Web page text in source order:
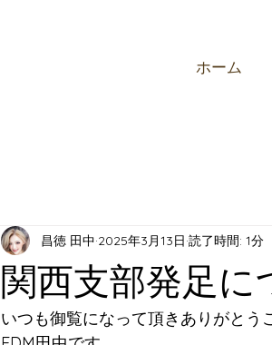
ホーム
関西支部発足に
昌徳 田中 2025年3月13日 読了時間: 1分
いつも御覧になって頂きありがとう